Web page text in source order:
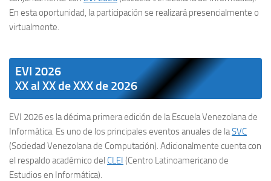
En esta oportunidad, la participación se realizará presencialmente o
virtualmente.
EVI 2026
XX al XX de XXX de 2026
EVI 2026 es la décima primera edición de la Escuela Venezolana de
Informática. Es uno de los principales eventos anuales de laSVC
(Sociedad Venezolana de Computación). Adicionalmente cuenta con
el respaldo académico del CLEI (Centro Latinoamericano de
Estudios en Informática).